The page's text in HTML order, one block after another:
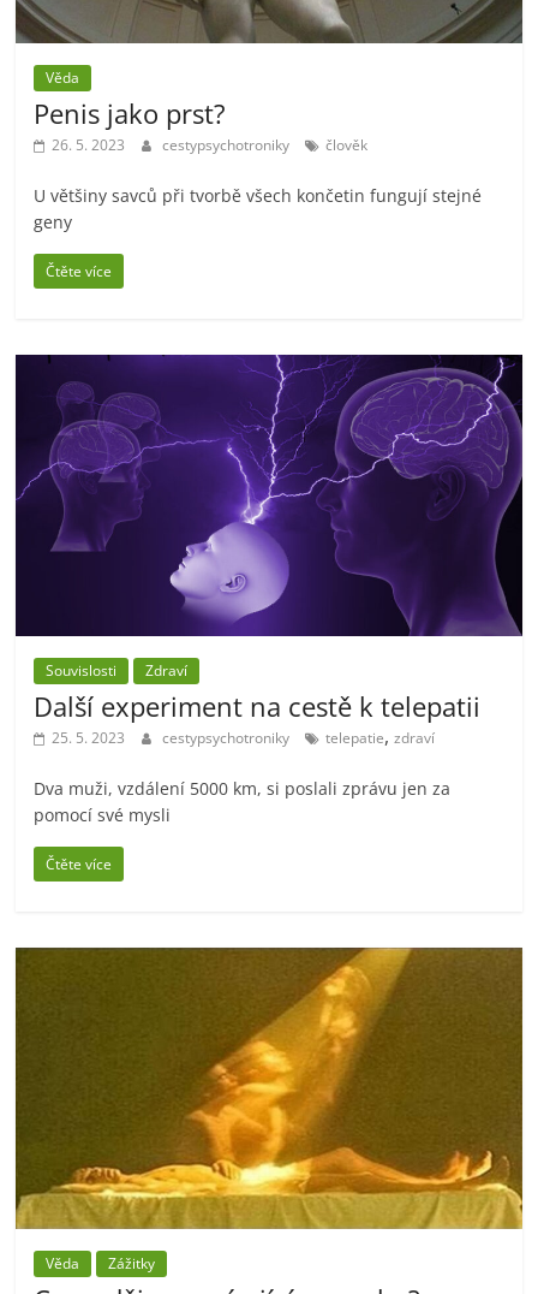
Věda
Penis jako prst?
26. 5. 2023 cestypsychotroniky člověk
U většiny savců při tvorbě všech končetin fungují stejné
geny
Čtěte více
Souvislosti Zdraví
Další experiment na cestě k telepatii
25. 5. 2023 cestypsychotroniky telepatie,zdraví
Dva muži, vzdálení 5000 km, si poslali zprávu jen za
pomocí své mysli
Čtěte více
Věda Zážitky